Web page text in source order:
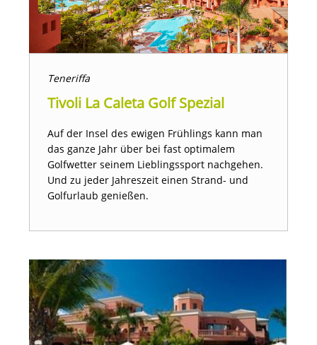
Teneriffa
Tivoli La Caleta Golf Spezial
Auf der Insel des ewigen Frühlings kann man
das ganze Jahr über bei fast optimalem
Golfwetter seinem Lieblingssport nachgehen.
Und zu jeder Jahreszeit einen Strand- und
Golfurlaub genießen.